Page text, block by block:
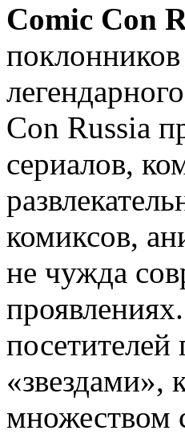
Comic Con
Con Russia
сериалов,
комиксов,
не чужда
«звездами»,
множеством